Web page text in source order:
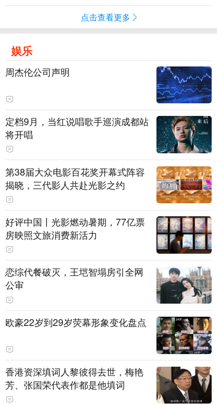
点击查看更多
娱乐
周杰伦公司声明
定档9月，当红说唱歌手巡演成都站
将开唱
第38届大众电影百花奖开幕式阵容
揭晓，三代影人共赴光影之约
好评中国丨光影燃动暑期，77亿票
房映照文旅消费新活力
恋综代餐破灭，王垲智塌房引全网
公审
欧豪22岁到29岁荧幕形象变化盘点
香港资深填词人黎彼得去世，梅艳
芳、张国荣代表作都是他填词